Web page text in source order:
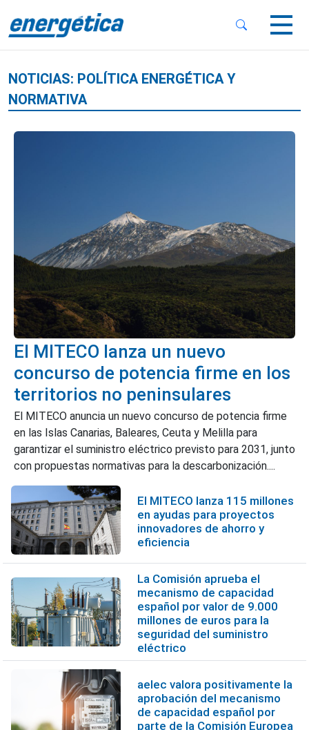
Menu
NOTICIAS: POLÍTICA ENERGÉTICA Y
NORMATIVA
El MITECO lanza un nuevo
concurso de potencia firme en los
territorios no peninsulares
El MITECO anuncia un nuevo concurso de potencia firme
en las Islas Canarias, Baleares, Ceuta y Melilla para
garantizar el suministro eléctrico previsto para 2031, junto
con propuestas normativas para la descarbonización....
El MITECO lanza 115 millones
en ayudas para proyectos
innovadores de ahorro y
eficiencia
La Comisión aprueba el
mecanismo de capacidad
español por valor de 9.000
millones de euros para la
seguridad del suministro
eléctrico
aelec valora positivamente la
aprobación del mecanismo
de capacidad español por
parte de la Comisión Europea